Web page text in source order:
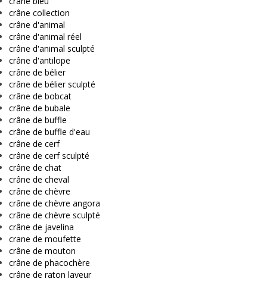
crâne collection
crâne d'animal
crâne d'animal réel
crâne d'animal sculpté
crâne d'antilope
crâne de bélier
crâne de bélier sculpté
crâne de bobcat
crâne de bubale
crâne de buffle
crâne de buffle d'eau
crâne de cerf
crâne de cerf sculpté
crâne de chat
crâne de cheval
crâne de chèvre
crâne de chèvre angora
crâne de chèvre sculpté
crâne de javelina
crane de moufette
crâne de mouton
crâne de phacochère
crâne de raton laveur